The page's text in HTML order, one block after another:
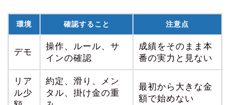
環境 確認すること 注意点
デモ
操作、ルール、サ
インの確認
成績をそのまま本
番の実力と見ない
リア
ル少
約定、滑り、メン
タル、掛け金の重
最初から大きな金
額で始めない